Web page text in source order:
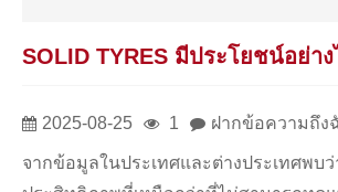
SOLID TYRES มีประโยชน์อย่าง
2025-08-25 1 ฝากข้อความถึง
จากข้อมูลในประเทศและต่างประเทศพบว่